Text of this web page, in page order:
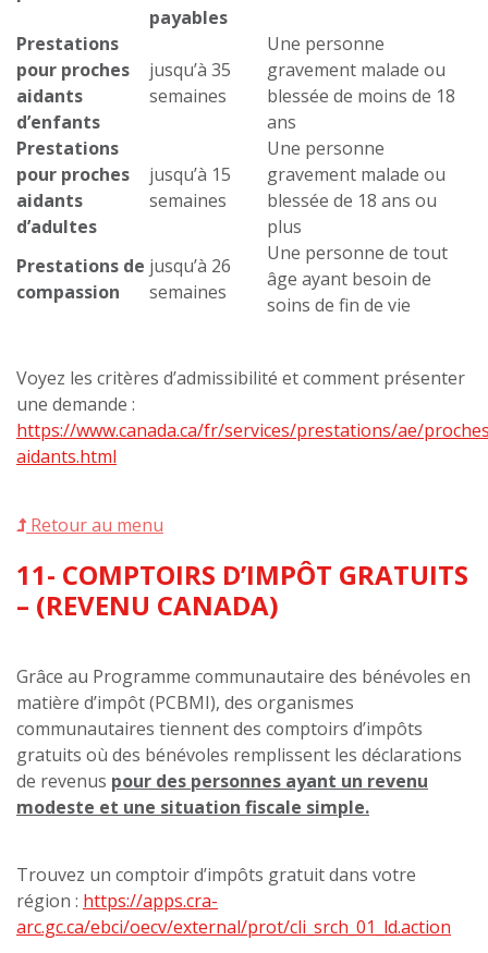
payables
Prestations
pour proches
aidants
d’enfants
jusqu’à 35
semaines
Une personne
gravement malade ou
blessée de moins de 18
ans
Prestations
pour proches
aidants
d’adultes
jusqu’à 15
semaines
Une personne
gravement malade ou
blessée de 18 ans ou
plus
Prestations de
compassion
jusqu’à 26
semaines
Une personne de tout
âge ayant besoin de
soins de fin de vie
Voyez les critères d’admissibilité et comment présenter
une demande :
https://www.canada.ca/fr/services/prestations/ae/
aidants.html
Retour au menu
11- COMPTOIRS D’IMPÔT GRATUITS
– (REVENU CANADA)
Grâce au Programme communautaire des bénévoles en
matière d’impôt (PCBMI), des organismes
communautaires tiennent des comptoirs d’impôts
gratuits où des bénévoles remplissent les déclarations
de revenus pour des personnes ayant un revenu
modeste et une situation fiscale simple.
Trouvez un comptoir d’impôts gratuit dans votre
région : https://apps.cra-
arc.gc.ca/ebci/oecv/external/prot/cli_srch_01_ld.action